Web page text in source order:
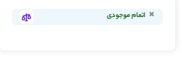
اتمام موجودی